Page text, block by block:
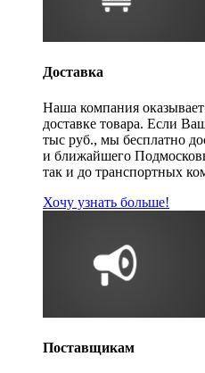
Доставка
Наша компания
доставке товара. Если
тыс руб., мы бесплатно
и ближайшего
так и до транспортных
Хочу узнать больше!
Поставщикам